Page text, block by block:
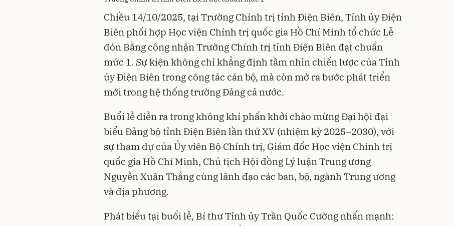
Chiều 14/10/2025, tại Trường Chính trị tỉnh Điện Biên, Tỉnh ủy Điện
Biên phối hợp Học viện Chính trị quốc gia Hồ Chí Minh tổ chức Lễ
đón Bằng công nhận Trường Chính trị tỉnh Điện Biên đạt chuẩn
mức 1. Sự kiện không chỉ khẳng định tầm nhìn chiến lược của Tỉnh
ủy Điện Biên trong công tác cán bộ, mà còn mở ra bước phát triển
mới trong hệ thống trường Đảng cả nước.
Buổi lễ diễn ra trong không khí phấn khởi chào mừng Đại hội đại
biểu Đảng bộ tỉnh Điện Biên lần thứ XV (nhiệm kỳ 2025–2030), với
sự tham dự của Ủy viên Bộ Chính trị, Giám đốc Học viện Chính trị
quốc gia Hồ Chí Minh, Chủ tịch Hội đồng Lý luận Trung ương
Nguyễn Xuân Thắng cùng lãnh đạo các ban, bộ, ngành Trung ương
và địa phương.
Phát biểu tại buổi lễ, Bí thư Tỉnh ủy Trần Quốc Cường nhấn mạnh: